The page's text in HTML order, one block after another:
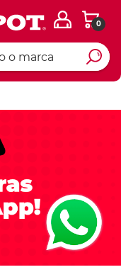
0
Ingresar Codigo